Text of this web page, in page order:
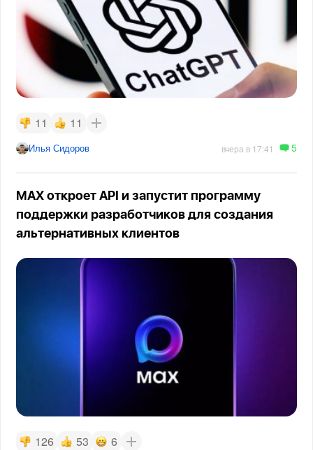
11 11
Илья Сидоров вчера в 17:41 5
MAX откроет API и запустит программу
поддержки разработчиков для создания
альтернативных клиентов
126 53 6